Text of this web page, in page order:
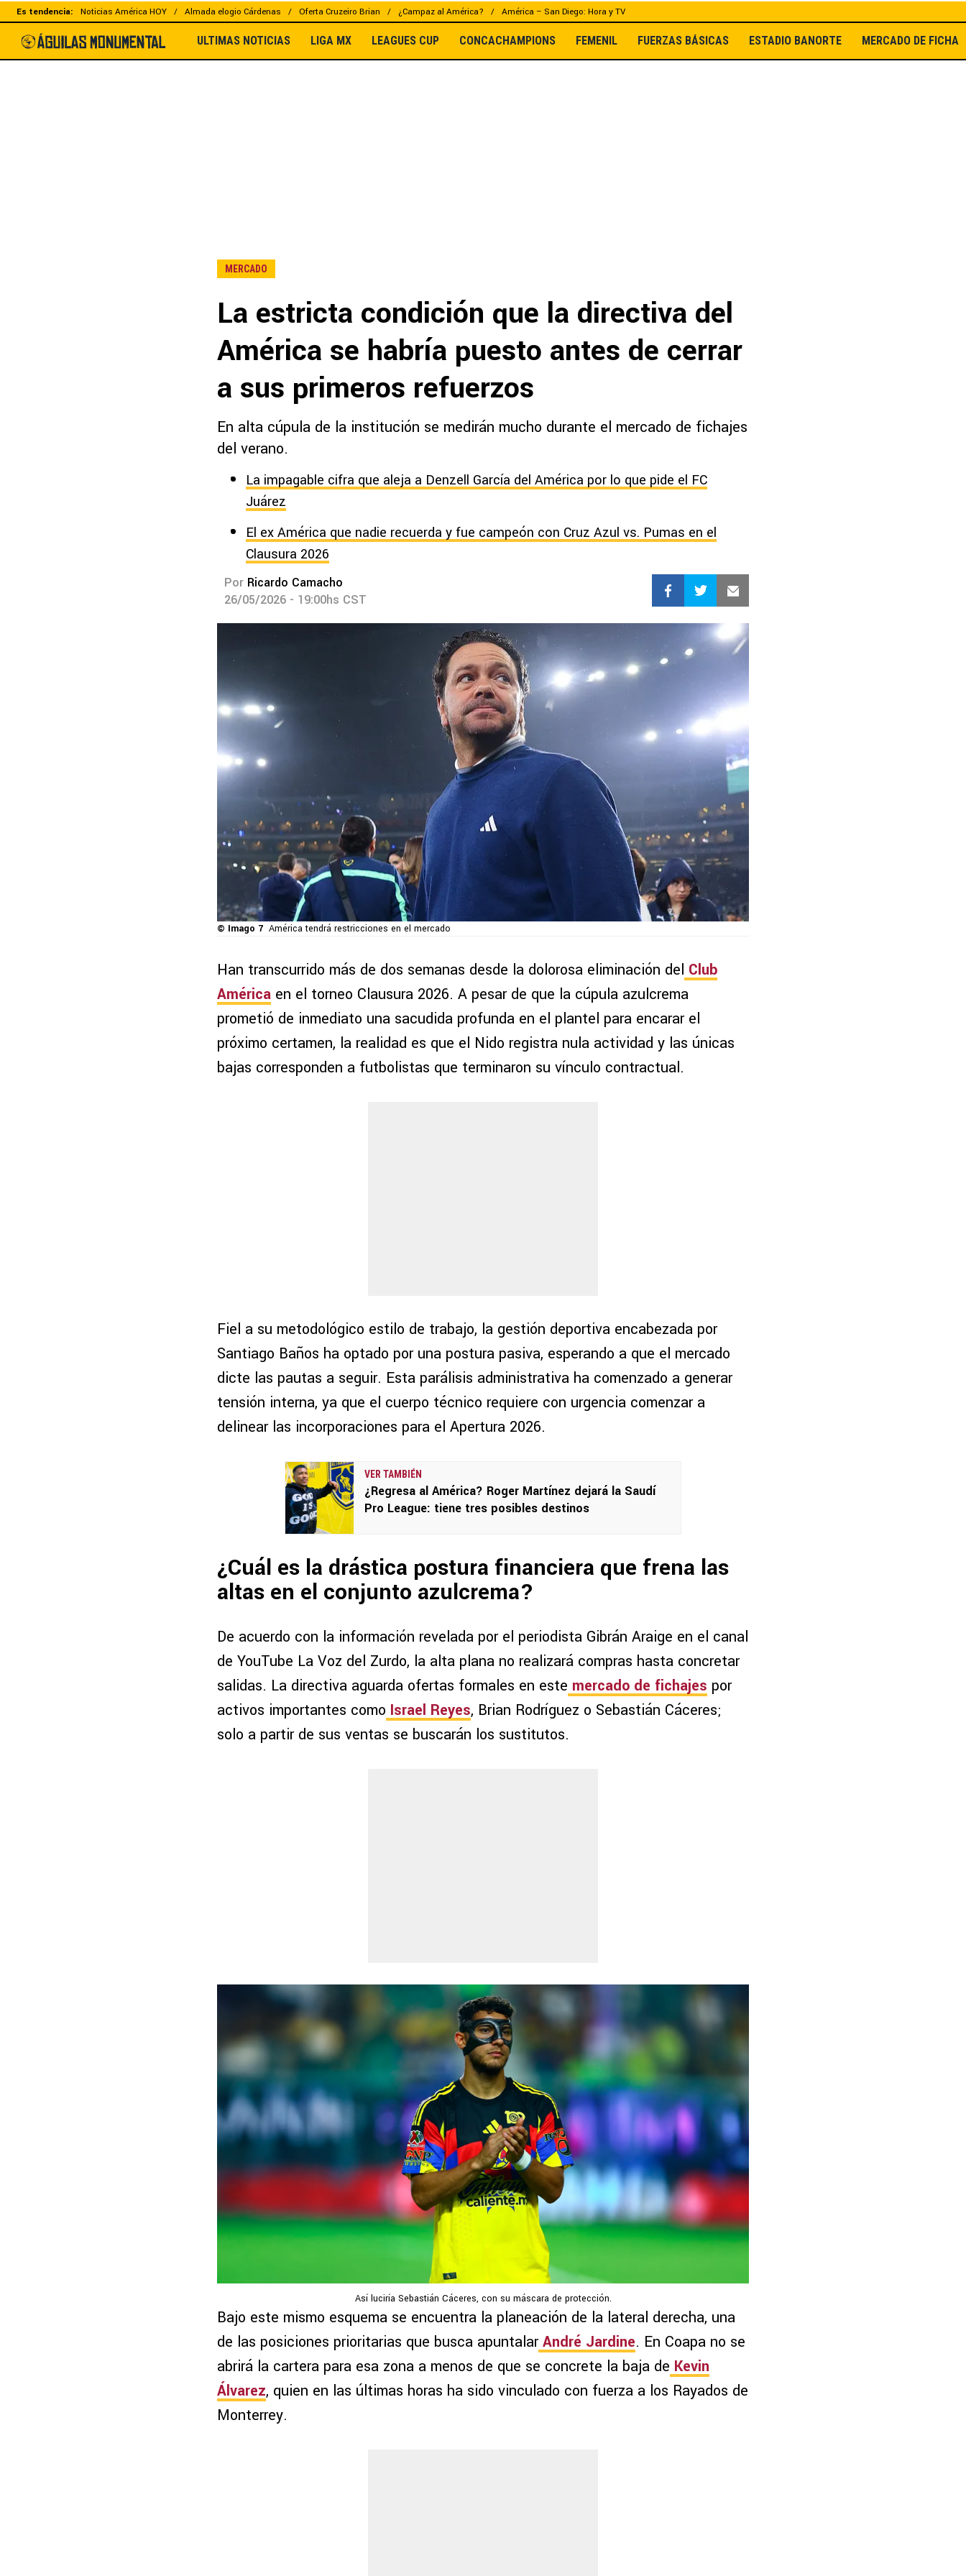
Es tendencia: Noticias América HOY Almada elogio Cárdenas Oferta Cruzeiro Brian ¿Campaz al América? América – San Diego: Hora y TV
ULTIMAS NOTICIAS LIGA MX LEAGUES CUP CONCACHAMPIONS FEMENIL FUERZAS BÁSICAS ESTADIO BANORTE MERCADO DE
MERCADO
La estricta condición que la directiva del
América se habría puesto antes de cerrar
a sus primeros refuerzos
En alta cúpula de la institución se medirán mucho durante el mercado de fichajes
del verano.
La impagable cifra que aleja a Denzell García del América por lo que pide el FC
Juárez
El ex América que nadie recuerda y fue campeón con Cruz Azul vs. Pumas en el
Clausura 2026
Por Ricardo Camacho
26/05/2026 - 19:00hs CST
© Imago 7 América tendrá restricciones en el mercado
Han transcurrido más de dos semanas desde la dolorosa eliminación del Club
América en el torneo Clausura 2026. A pesar de que la cúpula azulcrema
prometió de inmediato una sacudida profunda en el plantel para encarar el
próximo certamen, la realidad es que el Nido registra nula actividad y las únicas
bajas corresponden a futbolistas que terminaron su vínculo contractual.
Fiel a su metodológico estilo de trabajo, la gestión deportiva encabezada por
Santiago Baños ha optado por una postura pasiva, esperando a que el mercado
dicte las pautas a seguir. Esta parálisis administrativa ha comenzado a generar
tensión interna, ya que el cuerpo técnico requiere con urgencia comenzar a
delinear las incorporaciones para el Apertura 2026.
VER TAMBIÉN
¿Regresa al América? Roger Martínez dejará la Saudí
Pro League: tiene tres posibles destinos
¿Cuál es la drástica postura financiera que frena las
altas en el conjunto azulcrema?
De acuerdo con la información revelada por el periodista Gibrán Araige en el canal
de YouTube La Voz del Zurdo, la alta plana no realizará compras hasta concretar
salidas. La directiva aguarda ofertas formales en este mercado de fichajes por
activos importantes como Israel Reyes, Brian Rodríguez o Sebastián Cáceres;
solo a partir de sus ventas se buscarán los sustitutos.
Así luciría Sebastián Cáceres, con su máscara de protección.
Bajo este mismo esquema se encuentra la planeación de la lateral derecha, una
de las posiciones prioritarias que busca apuntalar André Jardine. En Coapa no se
abrirá la cartera para esa zona a menos de que se concrete la baja de Kevin
Álvarez, quien en las últimas horas ha sido vinculado con fuerza a los Rayados de
Monterrey.